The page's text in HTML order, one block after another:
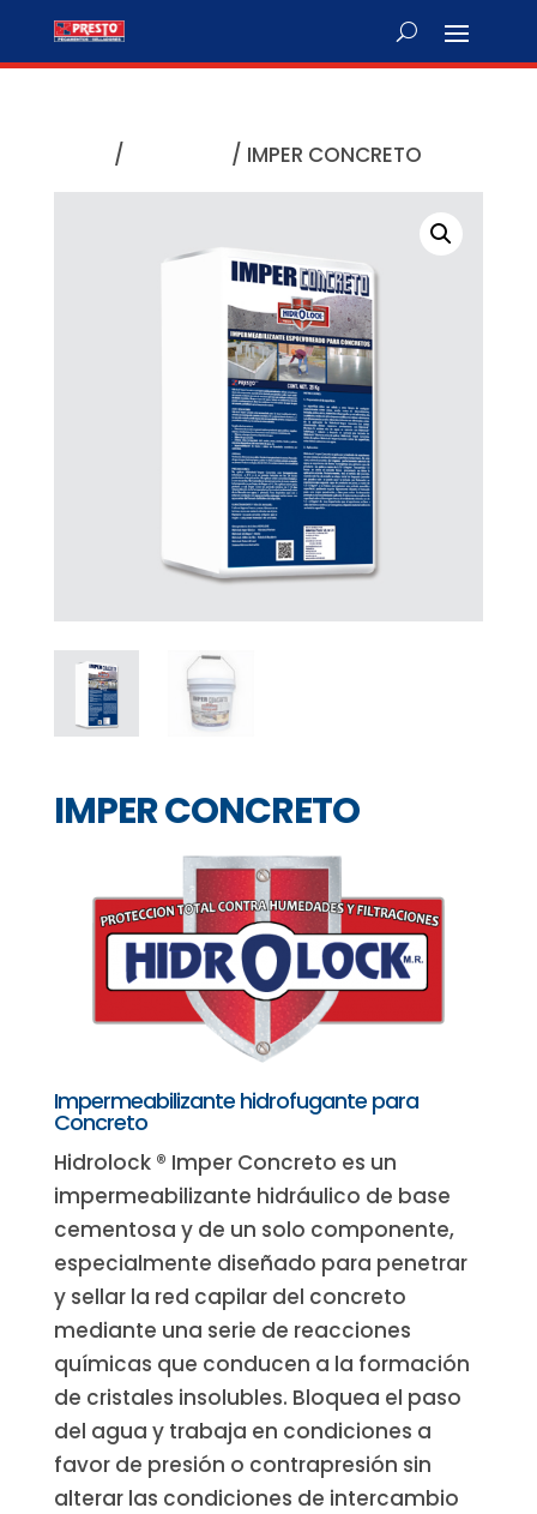
/ / IMPER CONCRETO
IMPER CONCRETO
Impermeabilizante hidrofugante para
Concreto
Hidrolock ® Imper Concreto es un
impermeabilizante hidráulico de base
cementosa y de un solo componente,
especialmente diseñado para penetrar
y sellar la red capilar del concreto
mediante una serie de reacciones
químicas que conducen a la formación
de cristales insolubles. Bloquea el paso
del agua y trabaja en condiciones a
favor de presión o contrapresión sin
alterar las condiciones de intercambio